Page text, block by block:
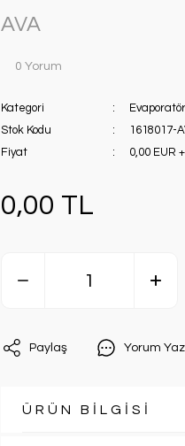
AVA
0 Yorum
Kategori
Evaporatör
Stok Kodu
1618017-
Fiyat
0,00 EUR
0,00 TL
Paylaş Yorum Yaz
ÜRÜN BİLGİSİ